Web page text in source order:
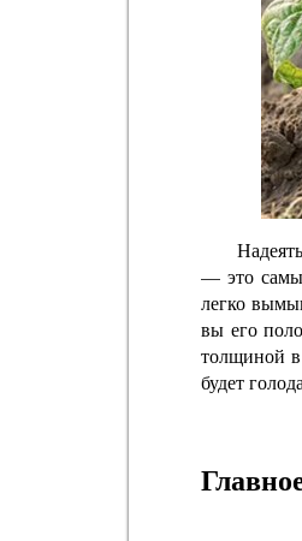
— это
легко
вы его
толщиной в
будет